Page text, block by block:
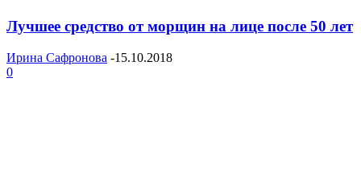
Лучшее средство от морщин на лице после 50 лет
Ирина Сафронова -15.10.2018
0